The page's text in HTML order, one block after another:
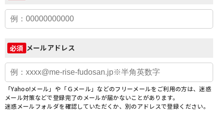
必須 メールアドレス
「Yahoo!メール」や「Ｇメール」などのフリーメールをご利用の方は、迷惑
メール対策などで登録完了のメールが届かないことがあります。
迷惑メールフォルダを確認していただくか、別のアドレスで登録ください。